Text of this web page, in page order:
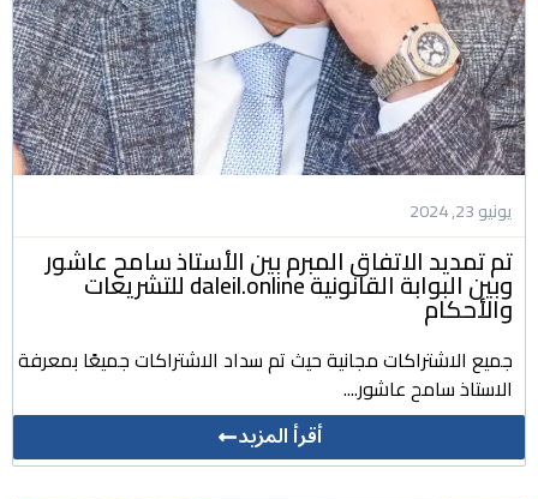
يونيو 23, 2024
تم تمديد الاتفاق المبرم بين الأستاذ سامح عاشور
وبين البوابة القانونية daleil.online للتشريعات
والأحكام
جميع الاشتراكات مجانية حيث تم سداد الاشتراكات جميعًا بمعرفة
الاستاذ سامح عاشور....
أقرأ المزيد